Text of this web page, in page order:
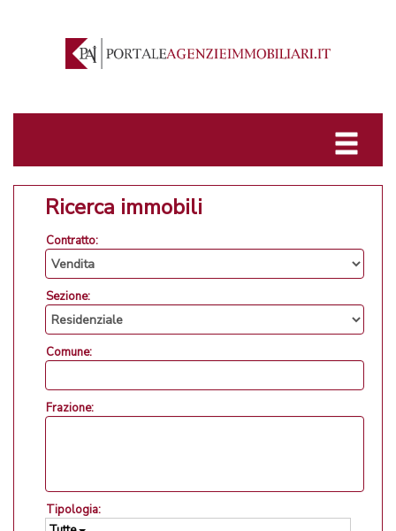
Ricerca immobili
Contratto:
Sezione:
Comune:
Frazione:
Tipologia: